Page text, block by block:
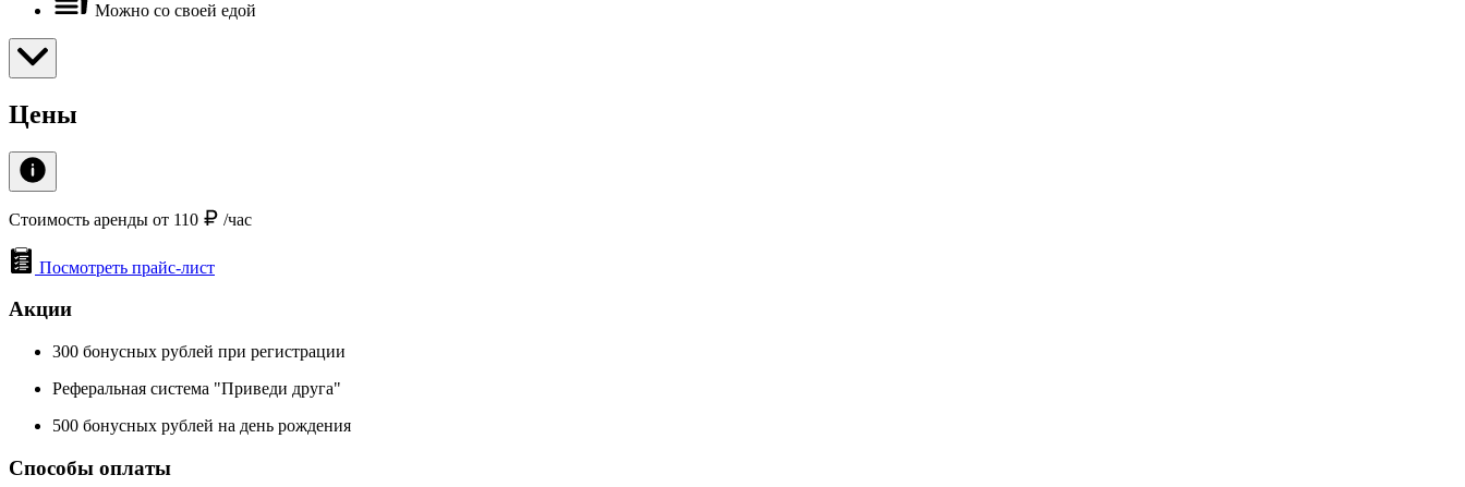
Можно со своей едой
Цены
Стоимость аренды от 110 /час
Посмотреть прайс-лист
Акции
300 бонусных рублей при регистрации
Реферальная система "Приведи друга"
500 бонусных рублей на день рождения
Способы оплаты